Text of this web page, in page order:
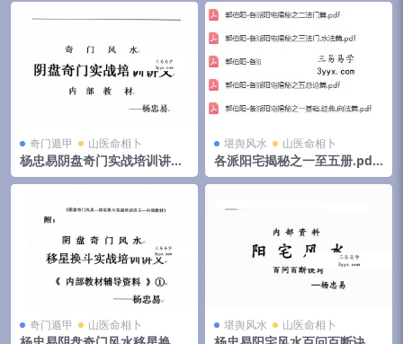
奇门遁甲 山医命相卜
杨忠易阴盘奇门实战培训讲义.
pdf 174页高清电子版 百度云
堪舆风水 山医命相卜
各派阳宅揭秘之一至五册.pdf
郭伯阳 百度云下载！
奇门遁甲 山医命相卜 堪舆风水 山医命相卜